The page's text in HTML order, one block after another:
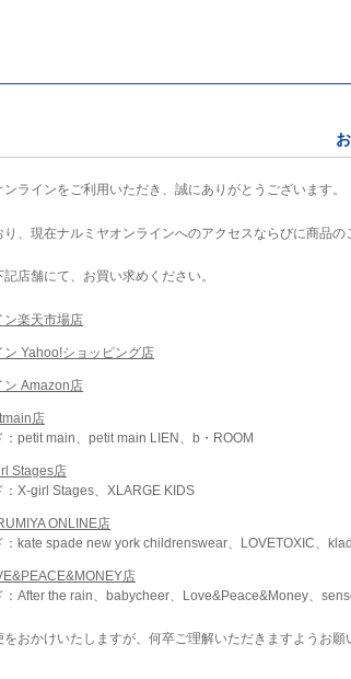
ラインをご利用いただき、誠にありがとうございます。
、現在ナルミヤオンラインへのアクセスならびに商品の
店舗にて、お買い求めください。
ン楽天市場店
Yahoo!ショッピング店
ン Amazon店
店
：petit main、petit main LIEN、b・ROOM
Stages店
：X-girl Stages、XLARGE KIDS
ONLINE店
：kate spade new york childrenswear、LOVETOXIC、
店
：After the rain、babycheer、Love&Peace&Money、
おかけいたしますが、何卒ご理解いただきますようお願